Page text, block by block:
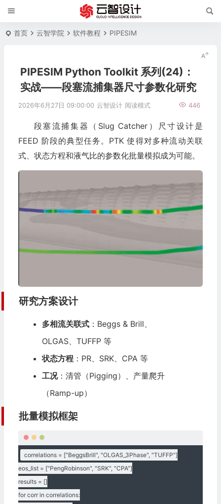
首页 云智学院 软件教程 PIPESIM
PIPESIM Python Toolkit 系列(24)：
实战——段塞流捕集器尺寸参数化研究
2026年6月27日 09:00:00 云智设计 446
阅读模式
段塞流捕集器（Slug Catcher）尺寸设计是
FEED 阶段的典型任务。PTK 使得对多种流动关联
式、状态方程和液气比的参数化批量模拟成为可能。
研究方案设计
多相流关联式：Beggs & Brill、
OLGAS、TUFFP 等
状态方程：PR、SRK、CPA 等
工况：清管（Pigging）、产量爬升
（Ramp-up）
批量模拟框架
correlations = ["BeggsBrill", "OLGAS_3Phase", "TUFFP"]
eos_list = ["PengRobinson", "SRK", "CPA"]
results = []
for corr in correlations: